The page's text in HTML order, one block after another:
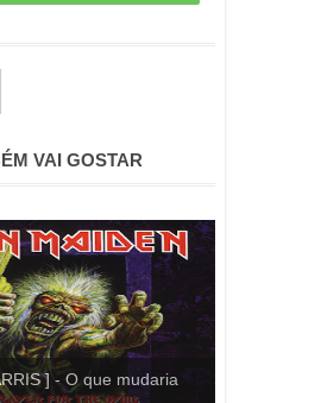
VAI GOSTAR
] - O que mudaria